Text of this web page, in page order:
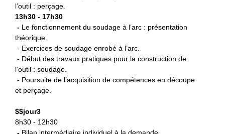
l’outil : perçage.
13h30 - 17h30
- L e fonctionnement du soudage à l’arc : présentation
théorique.
- Exercices de soudage enrobé à l’arc.
- Début des travaux pratiques pour la construction de
l’outil : soudage.
- Poursuite de l’acquisition de compétences en découpe
et perçage.
$$jour3
8h30 - 12h30
- Bilan intermédiaire individuel à la demande.